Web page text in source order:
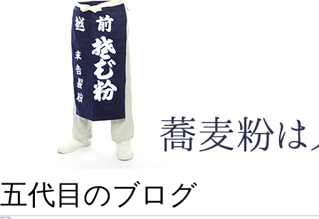
五代目のブログ